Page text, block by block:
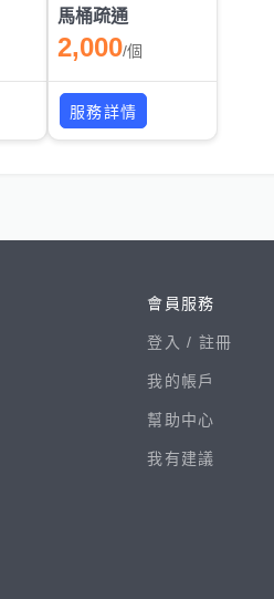
馬桶疏通
2,000/個
服務詳情
會員服務
登入 / 註冊
我的帳戶
幫助中心
我有建議